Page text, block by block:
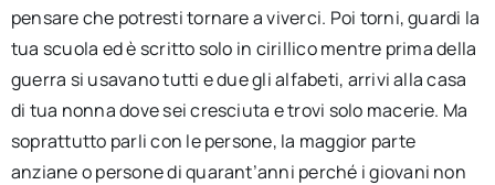
pensare che potresti tornare a viverci. Poi torni, guardi la
tua scuola ed è scritto solo in cirillico mentre prima della
guerra si usavano tutti e due gli alfabeti, arrivi alla casa
di tua nonna dove sei cresciuta e trovi solo macerie. Ma
soprattutto parli con le persone, la maggior parte
anziane o persone di quarant’anni perché i giovani non